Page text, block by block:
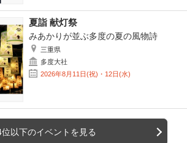
夏詣 献灯祭
みあかりが並ぶ多度の夏の風物詩
三重県
多度大社
2026年8月11日(祝)・12日(水)
位以下のイベントを見る